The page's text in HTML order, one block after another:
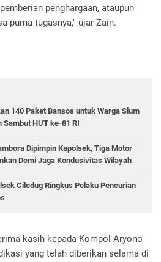
penghargaan, ataupun
purna tugasnya," ujar Zain.
140 Paket Bansos untuk Warga Slum
Sambut HUT ke-81 RI
Dipimpin Kapolsek, Tiga Motor
Demi Jaga Kondusivitas Wilayah
Ciledug Ringkus Pelaku Pencurian
kasih kepada Kompol Aryono
yang telah diberikan selama di